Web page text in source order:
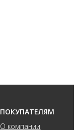
ПОКУПАТЕЛЯМ
О компании